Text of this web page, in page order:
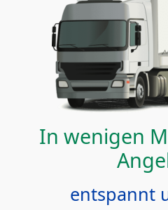
In wenigen
entspannt